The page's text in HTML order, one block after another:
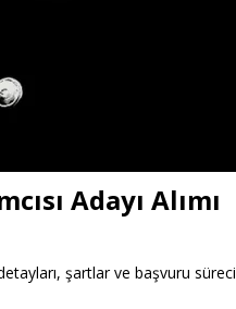
Adayı Alımı
şartlar ve başvuru süreci